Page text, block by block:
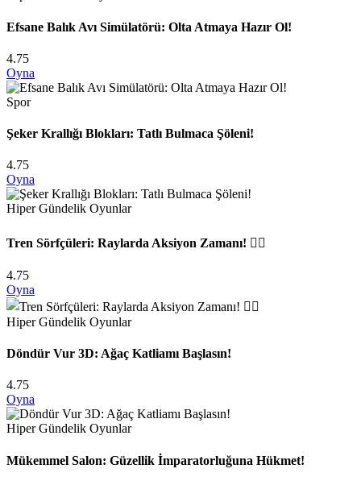
Efsane Balık Avı Simülatörü: Olta Atmaya Hazır Ol!
4.75
Oyna
Spor
Şeker Krallığı Blokları: Tatlı Bulmaca Şöleni!
4.75
Oyna
Hiper Gündelik Oyunlar
Tren Sörfçüleri: Raylarda Aksiyon Zamanı! 🏄‍♂️
4.75
Oyna
Hiper Gündelik Oyunlar
Döndür Vur 3D: Ağaç Katliamı Başlasın!
4.75
Oyna
Hiper Gündelik Oyunlar
Mükemmel Salon: Güzellik İmparatorluğuna Hükmet!